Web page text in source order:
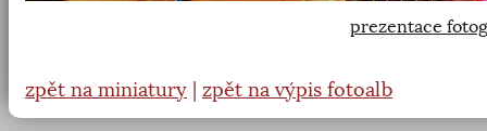
prezentace
zpět na miniatury zpět na výpis fotoalb